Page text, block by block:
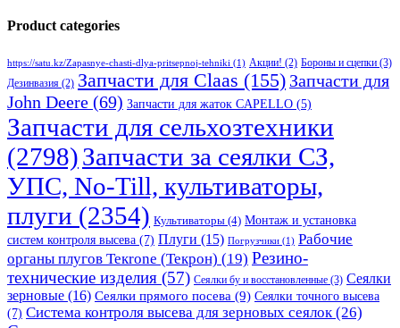
Product categories
https://satu.kz/Zapasnye-chasti-dlya-pritsepnoj-tehniki (1) Акции! (2) Бороны и сцепки (3)
Дезинвазия (2) Запчасти для Claas (155) Запчасти для
John Deere (69) Запчасти для жаток CAPELLO (5)
Запчасти для сельхозтехники
(2798)Запчасти за сеялки СЗ,
УПС, No-Till, культиваторы,
плуги (2354) Культиваторы (4) Монтаж и установка
систем контроля высева (7) Плуги (15) Погрузчики (1) Рабочие
органы плугов Текrоne (Текрон) (19) Резино-
технические изделия (57) Сеялки бу и восстановленные (3) Сеялки
зерновые (16) Сеялки прямого посева (9) Сеялки точного высева
(7) Система контроля высева для зерновых сеялок (26)